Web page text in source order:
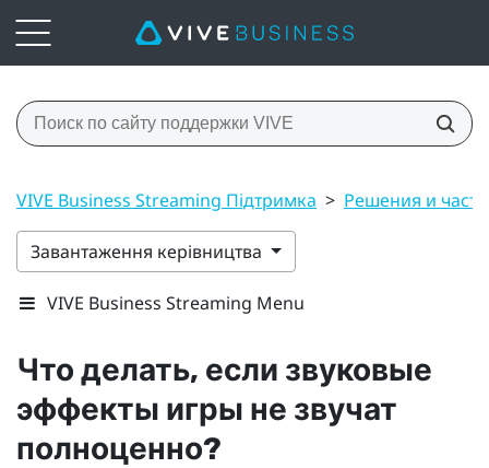
VIVE Business Streaming Підтримка > Решения и
Завантаження керівництва
VIVE Business Streaming Menu
Что делать, если звуковые
эффекты игры не звучат
полноценно?